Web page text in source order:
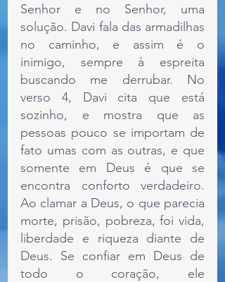
Senhor e no Senhor, uma
solução. Davi fala das armadilhas
no caminho, e assim é o
inimigo, sempre à espreita
buscando me derrubar. No
verso 4, Davi cita que está
sozinho, e mostra que as
pessoas pouco se importam de
fato umas com as outras, e que
somente em Deus é que se
encontra conforto verdadeiro.
Ao clamar a Deus, o que parecia
morte, prisão, pobreza, foi vida,
liberdade e riqueza diante de
Deus. Se confiar em Deus de
todo o coração, ele